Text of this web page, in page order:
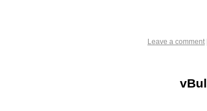
Leave a comment